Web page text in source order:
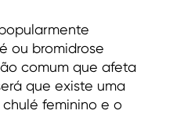
ou bromidrose
comum que afeta
que existe uma
feminino e o